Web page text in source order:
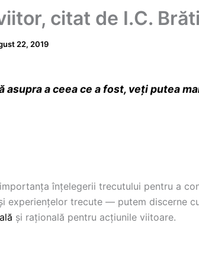
citat de I.C.
22, 2019
asupra a ceea ce a fost, veţi putea
înțelegerii trecutului pentru a
experiențelor trecute — putem discerne
și rațională pentru acțiunile viitoare.